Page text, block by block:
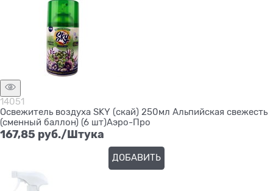
14051
Освежитель воздуха SKY (скай) 250мл Альпийская свежесть
(сменный баллон) (6 шт)Аэро-Про
167,85 руб./Штука
ДОБАВИТЬ